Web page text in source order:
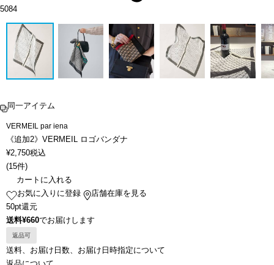
5084
同一アイテム
VERMEIL par iena
《追加2》VERMEIL ロゴバンダナ
¥2,750税込
(15件)
カートに入れる
お気に入りに登録
店舗在庫を見る
50pt還元
送料¥660でお届けします
返品可
送料、お届け日数、お届け日時指定について